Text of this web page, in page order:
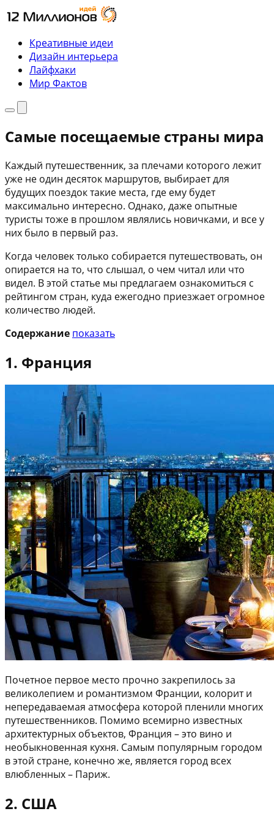
Перейти
к
содержимому
Креативные идеи
Дизайн интерьера
Лайфхаки
Мир Фактов
МенюПоиск
Самые посещаемые страны мира
Каждый путешественник, за плечами которого лежит
уже не один десяток маршрутов, выбирает для
будущих поездок такие места, где ему будет
максимально интересно. Однако, даже опытные
туристы тоже в прошлом являлись новичками, и все у
них было в первый раз.
Когда человек только собирается путешествовать, он
опирается на то, что слышал, о чем читал или что
видел. В этой статье мы предлагаем ознакомиться с
рейтингом стран, куда ежегодно приезжает огромное
количество людей.
Содержание показать
1. Франция
Почетное первое место прочно закрепилось за
великолепием и романтизмом Франции, колорит и
непередаваемая атмосфера которой пленили многих
путешественников. Помимо всемирно известных
архитектурных объектов, Франция – это вино и
необыкновенная кухня. Самым популярным городом
в этой стране, конечно же, является город всех
влюбленных – Париж.
2. США